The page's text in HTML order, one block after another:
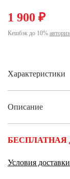
1 900 ₽
Кешбэк до 10%
Характеристики
Описание
БЕСПЛАТНАЯ
Условия доставки